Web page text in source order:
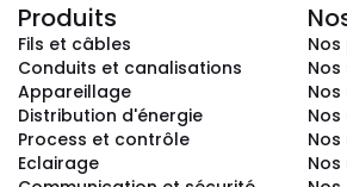
Produits
Fils et câbles
Conduits et canalisations
Appareillage
Distribution d'énergie
Process et contrôle
Eclairage
Nos